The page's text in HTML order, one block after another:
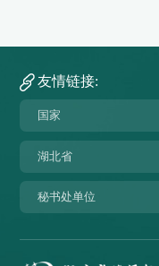
友情链接:
国家
湖北省
秘书处单位